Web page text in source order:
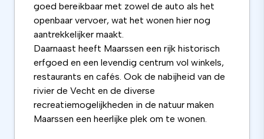
goed bereikbaar met zowel de auto als het
openbaar vervoer, wat het wonen hier nog
aantrekkelijker maakt.
Daarnaast heeft Maarssen een rijk historisch
erfgoed en een levendig centrum vol winkels,
restaurants en cafés. Ook de nabijheid van de
rivier de Vecht en de diverse
recreatiemogelijkheden in de natuur maken
Maarssen een heerlijke plek om te wonen.